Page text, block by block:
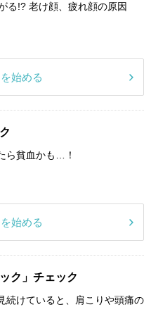
る!? 老け顔、疲れ顔の原因
始める
ら貧血かも…！
始める
ク」チェック
続けていると、肩こりや頭痛の